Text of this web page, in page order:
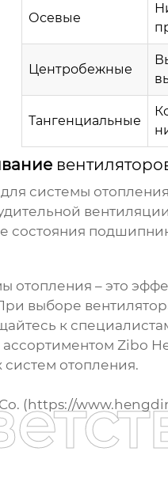
Осевые
Центробежные
Тангенциальные
системы отопления
состояния
отопления – это
выборе
к
ассортиментом Zibo
отопления.
( https://